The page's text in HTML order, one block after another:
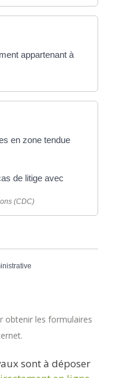
appartenant à
en zone tendue
de litige avec
(CDC)
obtenir les formulaires
sont à déposer